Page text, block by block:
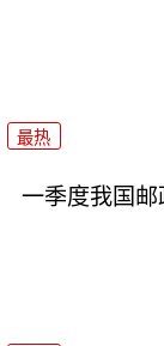
最热
一季度我国